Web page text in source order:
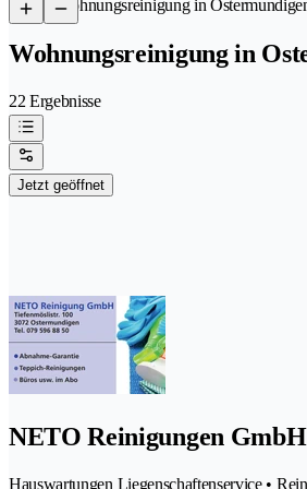
/Wohnungsreinigung in
Wohnungsreinigung in
22 Ergebnisse
Jetzt geöffnet
NETO Reinigungen GmbH
Hauswartungen Liegenschaftenservice •